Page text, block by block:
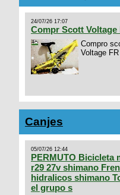
24/07/26 17:07
Compr Scott Voltage
Compro
Voltage FR
Canjes
05/07/26 12:44
PERMUTO Bicicleta
r29 27v shimano
hidralicos shimano
el grupo s